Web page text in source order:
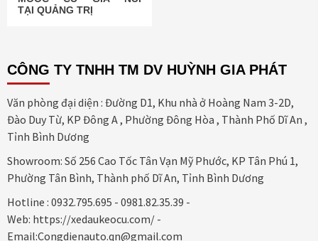
TẠI QUẢNG TRỊ
CÔNG TY TNHH TM DV HUỲNH GIA PHÁT
Văn phòng đại diện : Đường D1, Khu nhà ở Hoàng Nam 3-2D,
Đào Duy Từ, KP Đông A , Phường Đông Hòa , Thành Phố Dĩ An ,
Tỉnh Bình Dương
Showroom: Số 256 Cao Tốc Tân Vạn Mỹ Phước, KP Tân Phú 1,
Phường Tân Bình, Thành phố Dĩ An, Tỉnh Bình Dương
Hotline : 0932.795.695 - 0981.82.35.39 -
Web: https://xedaukeocu.com/ -
Email:Congdienauto.qn@gmail.com